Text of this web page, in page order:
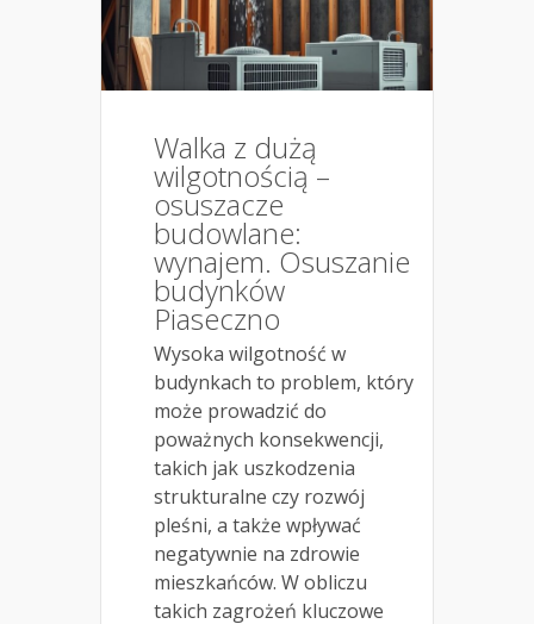
Walka z dużą
wilgotnością –
osuszacze
budowlane:
wynajem. Osuszanie
budynków
Piaseczno
Wysoka wilgotność w
budynkach to problem, który
może prowadzić do
poważnych konsekwencji,
takich jak uszkodzenia
strukturalne czy rozwój
pleśni, a także wpływać
negatywnie na zdrowie
mieszkańców. W obliczu
takich zagrożeń kluczowe